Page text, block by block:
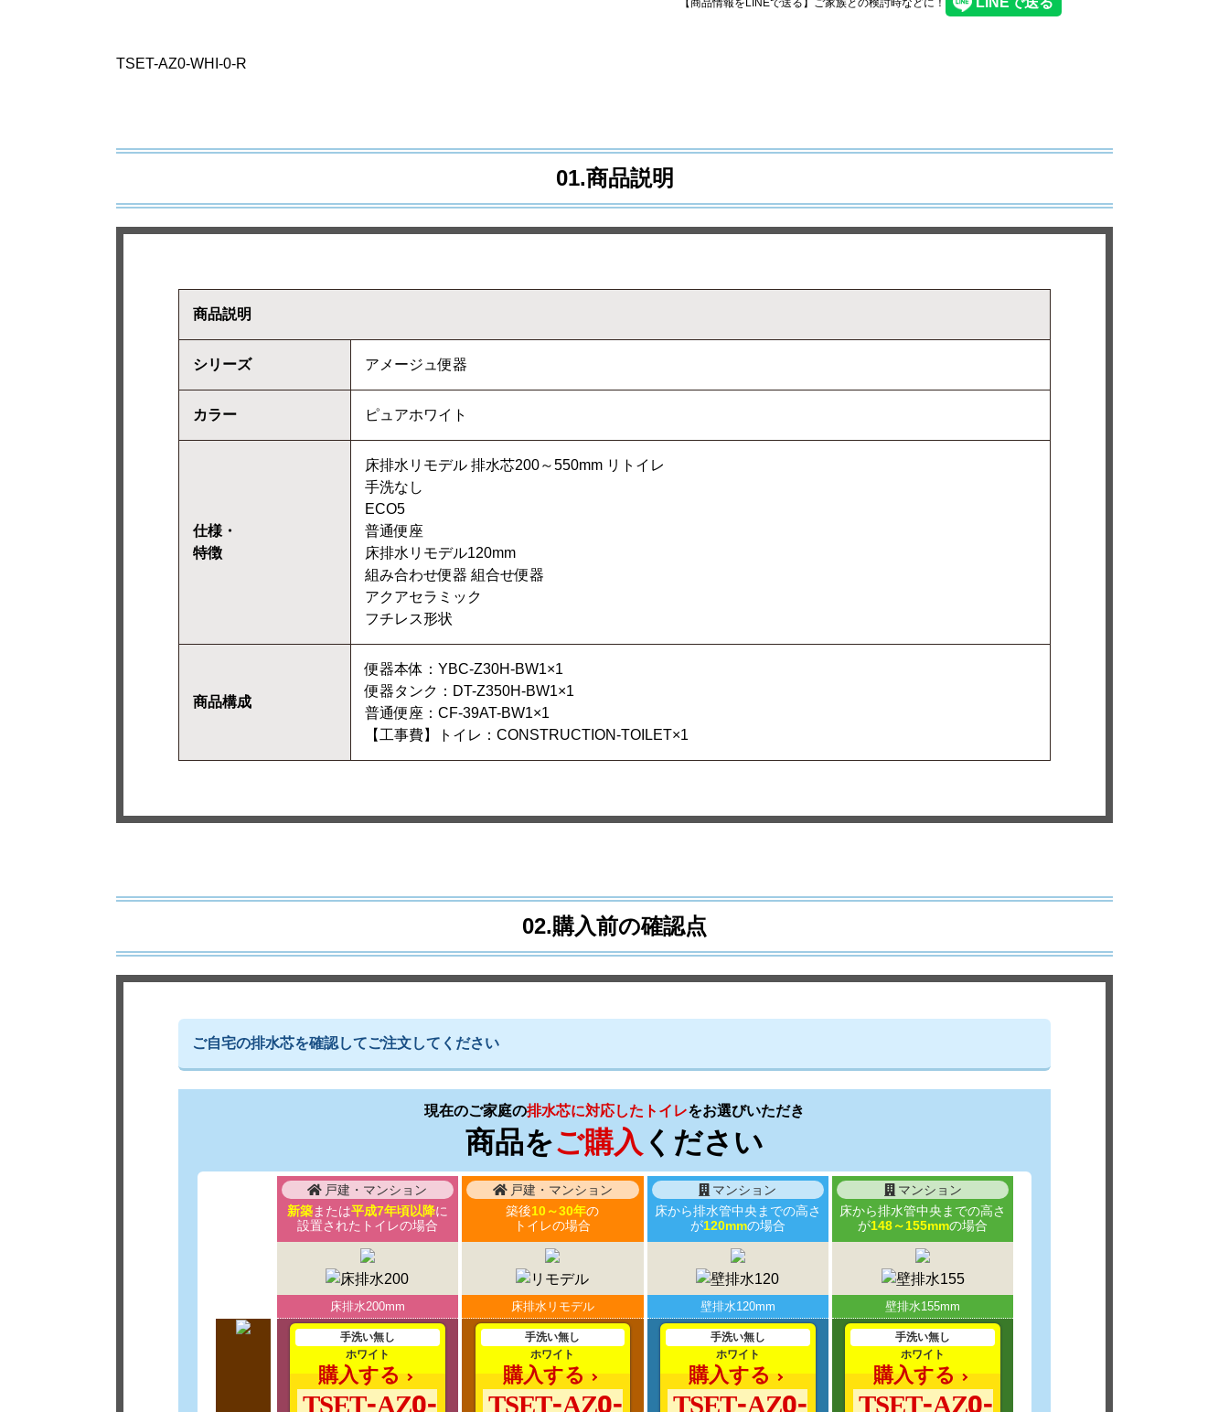
TSET-AZ0-WHI-0-R
01.商品説明
商品説明
シリーズ アメージュ便器
カラー ピュアホワイト
仕様・
特徴
床排水リモデル 排水芯200～550mm リトイレ
手洗なし
ECO5
普通便座
床排水リモデル120mm
組み合わせ便器 組合せ便器
アクアセラミック
フチレス形状
商品構成
便器本体：YBC-Z30H-BW1×1
便器タンク：DT-Z350H-BW1×1
普通便座：CF-39AT-BW1×1
【工事費】トイレ：CONSTRUCTION-TOILET×1
02.購入前の確認点
ご自宅の排水芯を確認してご注文してください
現在のご家庭の排水芯に対応したトイレをお選びいただき
商品をご購入 ください
戸建・マンション
新築または平成7年頃以降に
設置された トイレの場合
床排水200mm
手洗い無し
ホワイト
購入する
TSET-AZ0-
戸建・マンション
築後10～30年の
トイレの場合
床排水リモデル
手洗い無し
ホワイト
購入する
TSET-AZ0-
マンション
床から排水管中央までの高さ
が120mmの場合
壁排水120mm
手洗い無し
ホワイト
購入する
TSET-AZ0-
マンション
床から排水管中央までの高さ
が148～155mmの場合
壁排水155mm
手洗い無し
ホワイト
購入する
TSET-AZ0-